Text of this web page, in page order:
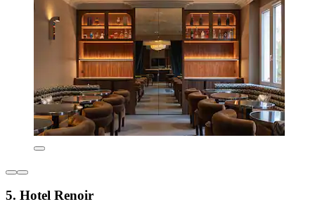
5. Hotel Renoir